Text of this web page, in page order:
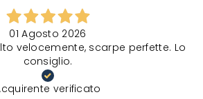
01 Agosto 2026
velocemente, scarpe perfette. Lo
consiglio.
verificato